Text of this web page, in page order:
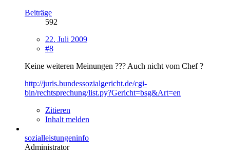
Beiträge
592
22. Juli 2009
#8
Keine weiteren Meinungen ??? Auch nicht vom Chef ?
http://juris.bundessozialgericht.de/cgi-
bin/rechtsprechung/list.py?Gericht=bsg&Art=en
Zitieren
Inhalt melden
sozialleistungeninfo
Administrator